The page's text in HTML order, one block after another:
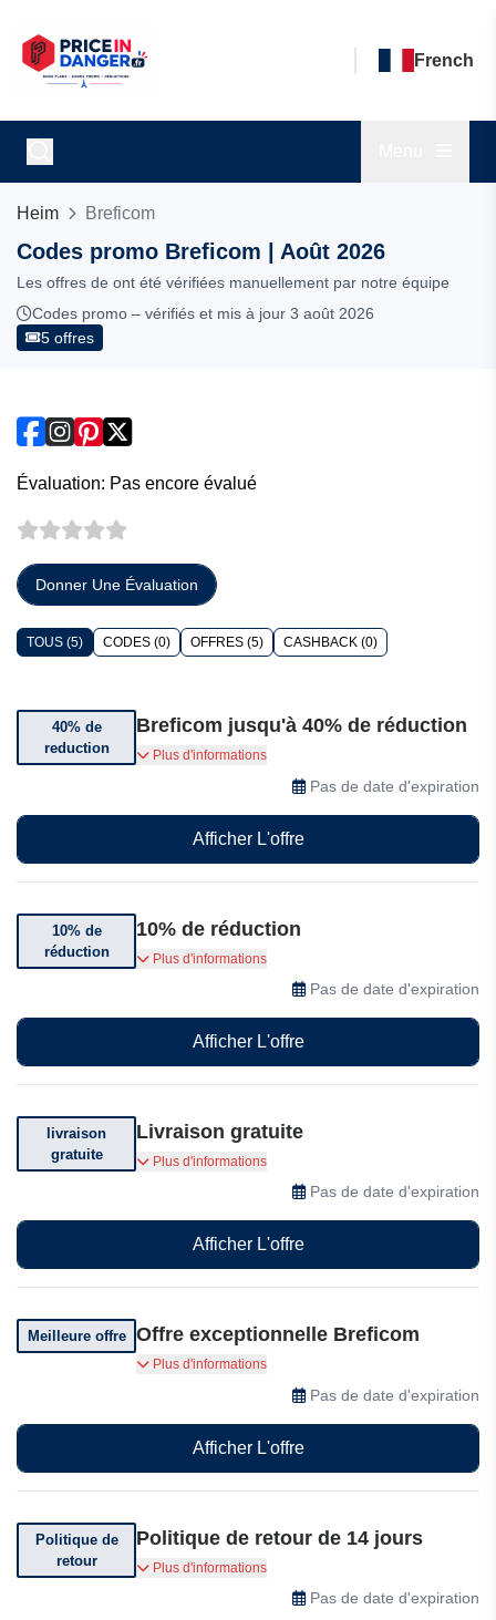
French
Heim Breficom
Codes promo Breficom | Août 2026
Les offres de ont été vérifiées manuellement par notre équipe
Codes promo – vérifiés et mis à jour 3 août 2026
5 offres
Évaluation: Pas encore évalué
Donner Une Évaluation
TOUS (5) CODES (0) OFFRES (5) CASHBACK (0)
40% de
reduction
Breficom jusqu'à 40% de réduction
Obtenez jusqu'à 40% de réduction sur les
Plus d'informations
Pas de date d'expiration
Afficher L'offre
10% de
réduction
10% de réduction
Abonnez-vous pour bénéficier de 10% de
Plus d'informations
Pas de date d'expiration
Afficher L'offre
livraison
gratuite
Livraison gratuite
Bénéficiez de la livraison gratuite sur votre
commande supérieure à 150 euros
Plus d'informations
Pas de date d'expiration
Afficher L'offre
Meilleure offre Offre exceptionnelle Breficom
Recevez des offres incroyables chez Breficom
Plus d'informations
Pas de date d'expiration
Afficher L'offre
Politique de
retour
Politique de retour de 14 jours
Vous pouvez retourner votre commande dans
les 14 jours suivant sa réception
Plus d'informations
Pas de date d'expiration